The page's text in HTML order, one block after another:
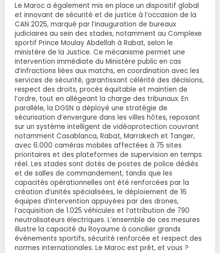
Le Maroc a également mis en place un dispositif global
et innovant de sécurité et de justice à l’occasion de la
CAN 2025, marqué par l’inauguration de bureaux
judiciaires au sein des stades, notamment au Complexe
sportif Prince Moulay Abdellah à Rabat, selon le
ministère de la Justice. Ce mécanisme permet une
intervention immédiate du Ministère public en cas
d’infractions liées aux matchs, en coordination avec les
services de sécurité, garantissant célérité des décisions,
respect des droits, procès équitable et maintien de
l’ordre, tout en allégeant la charge des tribunaux. En
parallèle, la DGSN a déployé une stratégie de
sécurisation d’envergure dans les villes hôtes, reposant
sur un système intelligent de vidéoprotection couvrant
notamment Casablanca, Rabat, Marrakech et Tanger,
avec 6.000 caméras mobiles affectées à 75 sites
prioritaires et des plateformes de supervision en temps
réel. Les stades sont dotés de postes de police dédiés
et de salles de commandement, tandis que les
capacités opérationnelles ont été renforcées par la
création d’unités spécialisées, le déploiement de 16
équipes d’intervention appuyées par des drones,
l’acquisition de 1.025 véhicules et l’attribution de 790
neutralisateurs électriques. L’ensemble de ces mesures
illustre la capacité du Royaume à concilier grands
événements sportifs, sécurité renforcée et respect des
normes internationales. Le Maroc est prêt, et vous ?